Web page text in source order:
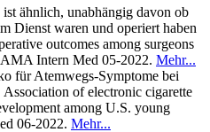
ähnlich, unabhängig davon ob
Dienst waren und operiert haben
outcomes among surgeons
Intern Med 05-2022. Mehr...
für Atemwegs-Symptome bei
of electronic cigarette
among U.S. young
06-2022. Mehr...